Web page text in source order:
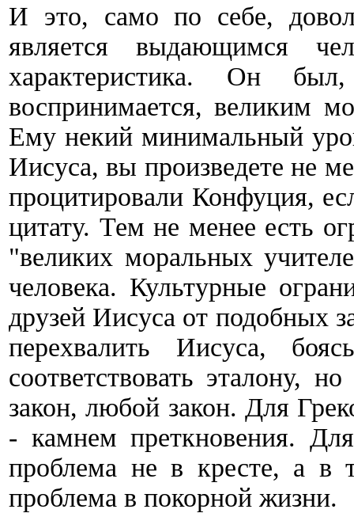
И это, само по себе,
является выдающимся
характеристика. Он
воспринимается, великим
Ему некий минимальный
Иисуса, вы произведете не
процитировали Конфуция,
цитату. Тем не менее есть
"великих моральных
человека. Культурные
друзей Иисуса от подобных
перехвалить Иисуса,
соответствовать эталону,
закон, любой закон. Для
- камнем преткновения.
проблема не в кресте, а в
проблема в покорной жизни.